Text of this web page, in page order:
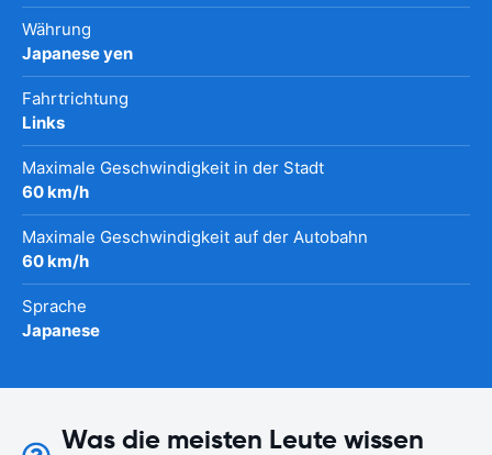
Währung
Japanese yen
Fahrtrichtung
Links
Maximale Geschwindigkeit in der Stadt
60 km/h
Maximale Geschwindigkeit auf der Autobahn
60 km/h
Sprache
Japanese
Was die meisten Leute wissen